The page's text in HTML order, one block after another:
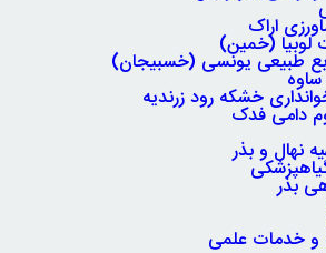
اراک
لوبیا (خمین)
طبیعی یونسی (خسبیجان)
ساوه
خشکه رود زرندیه
دامی فدک
نهال و بذر
بذر
و خدمات علمی